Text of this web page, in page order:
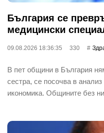
България се
медицински
09.08.2026 18:36:35 330
В пет общини в България
сестра, се посочва в
икономика. Общините без